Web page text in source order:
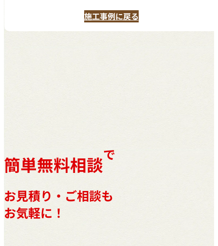
施工事例に戻る
簡単無料相談で
お見積り・ご相談も
お気軽に！